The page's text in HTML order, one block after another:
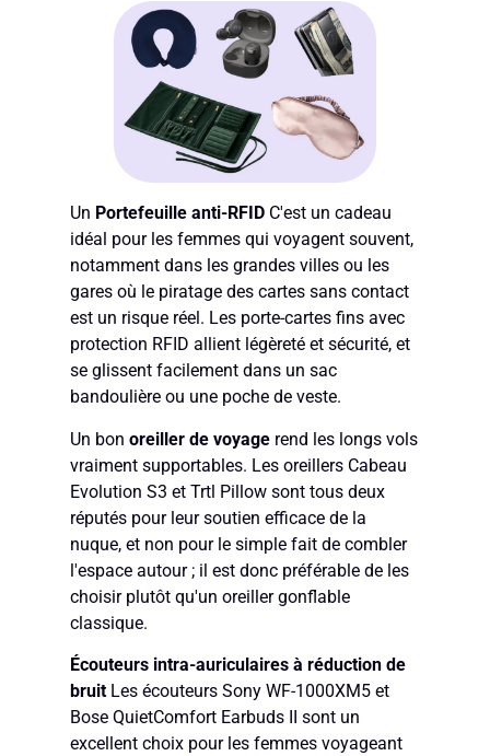
Un Portefeuille anti-RFID C'est un cadeau
idéal pour les femmes qui voyagent souvent,
notamment dans les grandes villes ou les
gares où le piratage des cartes sans contact
est un risque réel. Les porte-cartes fins avec
protection RFID allient légèreté et sécurité, et
se glissent facilement dans un sac
bandoulière ou une poche de veste.
Un bon oreiller de voyage rend les longs vols
vraiment supportables. Les oreillers Cabeau
Evolution S3 et Trtl Pillow sont tous deux
réputés pour leur soutien efficace de la
nuque, et non pour le simple fait de combler
l'espace autour ; il est donc préférable de les
choisir plutôt qu'un oreiller gonflable
classique.
Écouteurs intra-auriculaires à réduction de
bruit Les écouteurs Sony WF-1000XM5 et
Bose QuietComfort Earbuds II sont un
excellent choix pour les femmes voyageant